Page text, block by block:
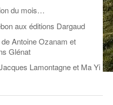
du mois…
aux éditions Dargaud
Antoine Ozanam et
Glénat
Lamontagne et Ma Yi